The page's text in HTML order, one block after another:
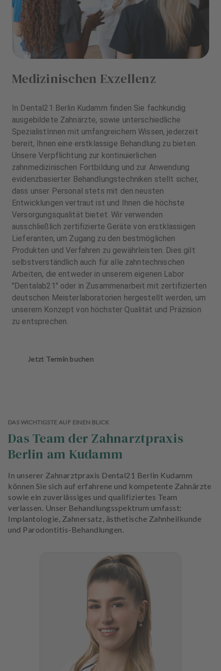
Medizinischen Exzellenz
In Dental21 Berlin Kudamm finden Sie fachkundig
ausgebildete Zahnärzte, sowie unterschiedliche
SpezialistInnen mit umfangreichem Wissen, jederzeit
bereit, Ihnen eine erstklassige Behandlung zu bieten.
Unsere Verpflichtung zur kontinuierlichen
zahnmedizinischen Fortbildung und zur Anwendung
evidenzbasierter Behandlungstechniken stellt sicher,
dass unser Personal stets mit den neusten
Entwicklungen vertraut ist und Ihnen die höchste
Versorgungsqualität bietet. Wir verwenden
ausschließlich zertifizierte Geräte von erstklassigen
Lieferanten, um Zugang zu den bestmöglichen
Produkten und Verfahren zu gewährleisten. Dies gilt
selbstverständlich auch für alle zahntechnischen
Arbeiten, die entweder in unserem eigenen Labor
"Dentalab21" oder in Zusammenarbeit mit zertifizierten
deutschen Meisterlaboratorien hergestellt werden, um
unserem Konzept von höchster Qualität und Präzision
zu entsprechen.
Jetzt Termin buchen
DAS WICHTIGSTE AUF EINEN BLICK
Das Team der Zahnarztpraxis
Berlin am Kudamm
In unserer Zahnarztpraxis Dental21 Berlin Kudamm
können Sie sich auf erfahrene und kompetente Zahnärzte
sowie ein zuverlässiges und qualifiziertes Team
verlassen. Unser Behandlungsspektrum umfasst:
Implantologie, Zahnersatz, ästhetische Zahnheilkunde
und Parodontitis-Behandlungen.